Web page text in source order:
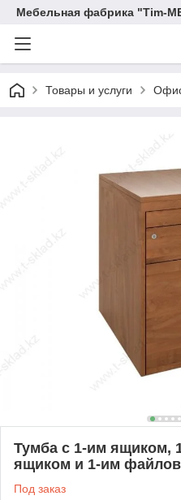
Мебельная фабрика "Tim-
Товары и услуги
Тумба с 1-им ящиком,
ящиком и 1-им
Под заказ